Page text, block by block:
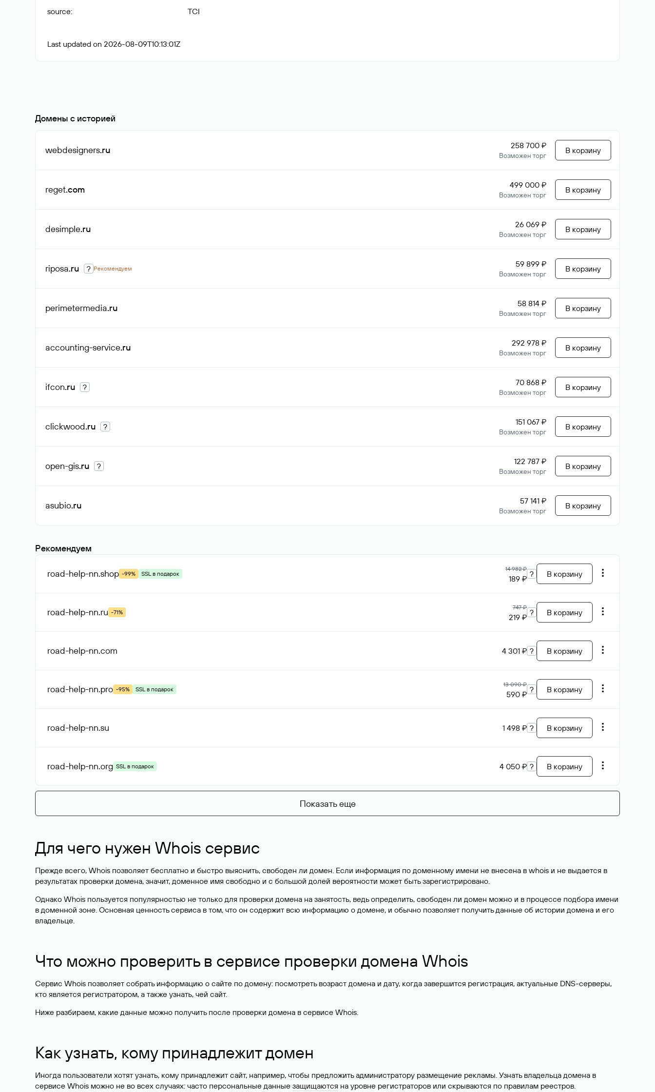
source: TCI
Last updated on 2026-08-09T10:13:01Z
Домены с историей
webdesigners.ru 258 700 ₽
Возможен торг
В корзину
reget.com 499 000 ₽
Возможен торг
В корзину
desimple.ru 26 069 ₽
Возможен торг
В корзину
riposa.ru ? Рекомендуем 59 899 ₽
Возможен торг
В корзину
perimetermedia.ru 58 814 ₽
Возможен торг
В корзину
accounting-service.ru 292 978 ₽
Возможен торг
В корзину
ifcon.ru ? 70 868 ₽
Возможен торг
В корзину
clickwood.ru ? 151 067 ₽
Возможен торг
В корзину
open-gis.ru ? 122 787 ₽
Возможен торг
В корзину
asubio.ru 57 141 ₽
Возможен торг
В корзину
Рекомендуем
road-help-nn.shop -99% SSL в подарок
14 982 ₽
189 ₽ ? В корзину
road-help-nn.ru -71%
747 ₽
219 ₽ ? В корзину
road-help-nn.com 4 301 ₽ ? В корзину
road-help-nn.pro -95% SSL в подарок
13 090 ₽
590 ₽ ? В корзину
road-help-nn.su 1 498 ₽ ? В корзину
road-help-nn.org SSL в подарок 4 050 ₽ ? В корзину
Показать еще
Для чего нужен Whois сервис
Прежде всего, Whois позволяет бесплатно и быстро выяснить, свободен ли домен. Если информация по доменному имени не внесена в whois и не выдается в
результатах проверки домена, значит, доменное имя свободно и с большой долей вероятности может быть зарегистрировано.
Однако Whois пользуется популярностью не только для проверки домена на занятость, ведь определить, свободен ли домен можно и в процессе подбора имени
в доменной зоне. Основная ценность сервиса в том, что он содержит всю информацию о домене, и обычно позволяет получить данные об истории домена и его
владельце.
Что можно проверить в сервисе проверки домена Whois
Сервис Whois позволяет собрать информацию о сайте по домену: посмотреть возраст домена и дату, когда завершится регистрация, актуальные DNS-серверы,
кто является регистратором, а также узнать, чей сайт.
Ниже разбираем, какие данные можно получить после проверки домена в сервисе Whois.
Как узнать, кому принадлежит домен
Иногда пользователи хотят узнать, кому принадлежит сайт, например, чтобы предложить администратору размещение рекламы. Узнать владельца домена в
сервисе Whois можно не во всех случаях: часто персональные данные защищаются на уровне регистраторов или скрываются по правилам реестров.